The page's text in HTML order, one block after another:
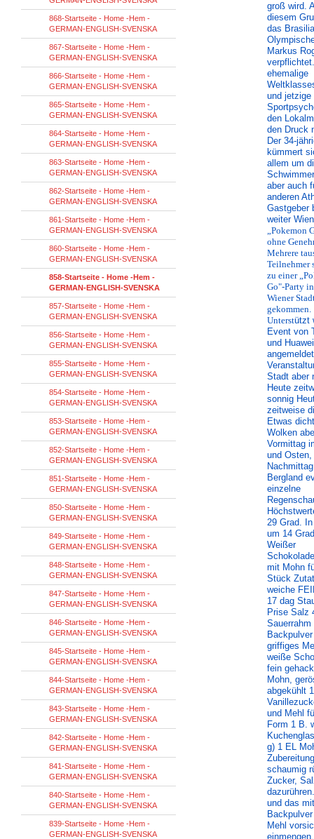
groß wird.
diesem
das
Markus
ehemalige
und jetzige
den
den Druck
Der 34-
kümmert
allem um
aber auch
anderen
Gastgeber
weiter
„Pokemon
ohne
Mehrere
Teilnehmer
zu einer
Go"-Party
Wiener
gekommen.
Unterstützt
Event von
und
Stadt aber
Heute
sonnig
zeitweise
Etwas
Wolken
Vormittag
und Osten,
Bergland
einzelne
29 Grad.
um 14
Weißer
mit Mohn
Stück
weiche
17 dag
Prise Salz
griffiges
weiße
fein
Mohn,
abgekühlt
und Mehl
Form 1 B.
g) 1 EL
schaumig
Zucker,
und das mit
Mehl
868-Startseite - Home -Hem -
GERMAN-ENGLISH-SVENSKA
867-Startseite - Home -Hem -
GERMAN-ENGLISH-SVENSKA
866-Startseite - Home -Hem -
GERMAN-ENGLISH-SVENSKA
865-Startseite - Home -Hem -
GERMAN-ENGLISH-SVENSKA
864-Startseite - Home -Hem -
GERMAN-ENGLISH-SVENSKA
863-Startseite - Home -Hem -
GERMAN-ENGLISH-SVENSKA
862-Startseite - Home -Hem -
GERMAN-ENGLISH-SVENSKA
861-Startseite - Home -Hem -
GERMAN-ENGLISH-SVENSKA
860-Startseite - Home -Hem -
GERMAN-ENGLISH-SVENSKA
858-Startseite - Home -Hem -
GERMAN-ENGLISH-SVENSKA
857-Startseite - Home -Hem -
GERMAN-ENGLISH-SVENSKA
856-Startseite - Home -Hem -
GERMAN-ENGLISH-SVENSKA
855-Startseite - Home -Hem -
GERMAN-ENGLISH-SVENSKA
854-Startseite - Home -Hem -
GERMAN-ENGLISH-SVENSKA
853-Startseite - Home -Hem -
GERMAN-ENGLISH-SVENSKA
852-Startseite - Home -Hem -
GERMAN-ENGLISH-SVENSKA
851-Startseite - Home -Hem -
GERMAN-ENGLISH-SVENSKA
850-Startseite - Home -Hem -
GERMAN-ENGLISH-SVENSKA
849-Startseite - Home -Hem -
GERMAN-ENGLISH-SVENSKA
848-Startseite - Home -Hem -
GERMAN-ENGLISH-SVENSKA
847-Startseite - Home -Hem -
GERMAN-ENGLISH-SVENSKA
846-Startseite - Home -Hem -
GERMAN-ENGLISH-SVENSKA
845-Startseite - Home -Hem -
GERMAN-ENGLISH-SVENSKA
844-Startseite - Home -Hem -
GERMAN-ENGLISH-SVENSKA
843-Startseite - Home -Hem -
GERMAN-ENGLISH-SVENSKA
842-Startseite - Home -Hem -
GERMAN-ENGLISH-SVENSKA
841-Startseite - Home -Hem -
GERMAN-ENGLISH-SVENSKA
840-Startseite - Home -Hem -
GERMAN-ENGLISH-SVENSKA
839-Startseite - Home -Hem -
GERMAN-ENGLISH-SVENSKA